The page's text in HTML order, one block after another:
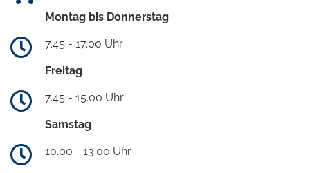
Montag bis Donnerstag
7.45 - 17.00 Uhr
Freitag
7.45 - 15.00 Uhr
Samstag
10.00 - 13.00 Uhr